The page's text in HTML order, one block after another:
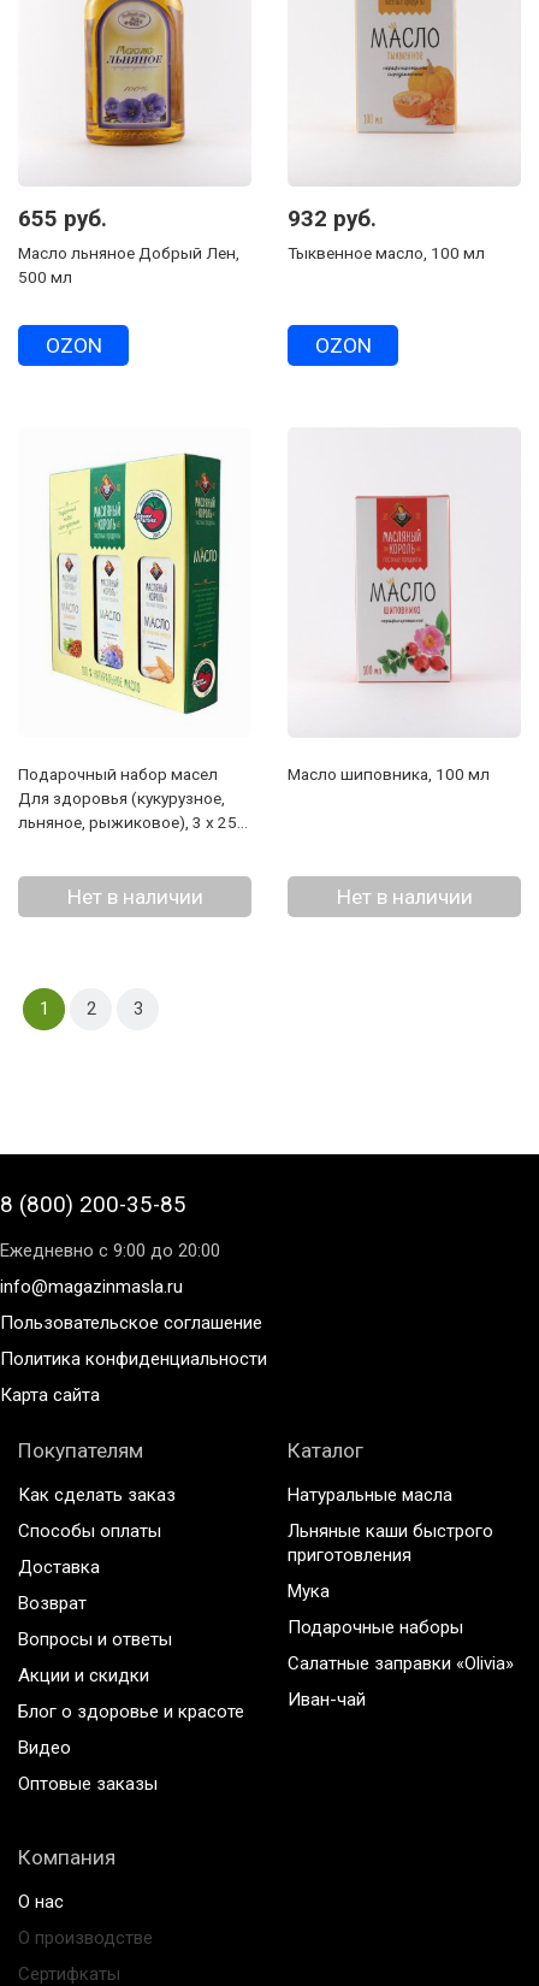
655 руб.
Масло льняное Добрый Лен,
500 мл
OZON
932 руб.
Тыквенное масло, 100 мл
OZON
Подарочный набор масел
Для здоровья (кукурузное,
льняное, рыжиковое), 3 х 250
Нет в наличии
Масло шиповника, 100 мл
Нет в наличии
1 2 3
8 (800) 200-35-85
Ежедневно с 9:00 до 20:00
info@magazinmasla.ru
Пользовательское соглашение
Политика конфиденциальности
Карта сайта
Покупателям
Как сделать заказ
Способы оплаты
Доставка
Возврат
Вопросы и ответы
Акции и скидки
Блог о здоровье и красоте
Видео
Оптовые заказы
Каталог
Натуральные масла
Льняные каши быстрого
приготовления
Мука
Подарочные наборы
Салатные заправки «Olivia»
Иван-чай
Компания
О нас
О производстве
Сертифкаты